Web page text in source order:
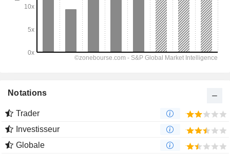
Notations
Trader
Investisseur
Globale